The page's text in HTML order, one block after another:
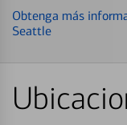
Obtenga más
Seattle